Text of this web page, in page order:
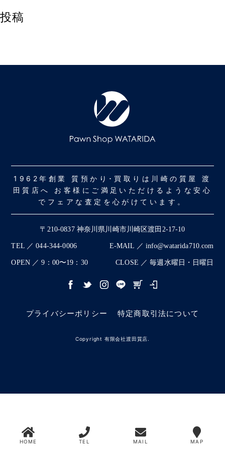
投稿
1962年創業 質預かり･買取りは川崎の質屋 渡
田質店へ お客様にご満足いただけるような安心
でフェアな査定を心がけています。
〒210-0837 神奈川県川崎市川崎区渡田2-17-10
TEL ／ 044-344-0006 E-MAIL ／ info@watarida710.com
OPEN ／ 9：00〜19：30 CLOSE ／ 毎週水曜日・日曜日
プライバシーポリシー 特定商取引法について
Copyright 有限会社渡田質店.
HOME TEL MAIL MAP